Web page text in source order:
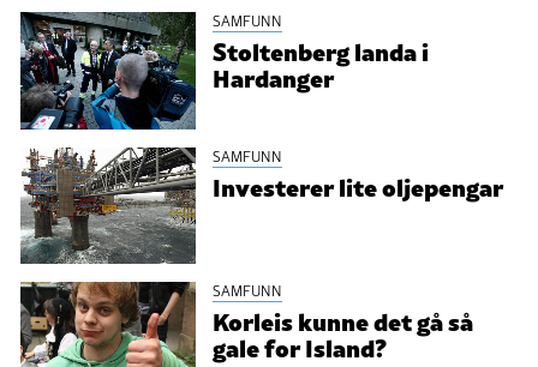
SAMFUNN
Stoltenberg landa i
Hardanger
SAMFUNN
Investerer lite oljepengar
SAMFUNN
Korleis kunne det gå så
gale for Island?